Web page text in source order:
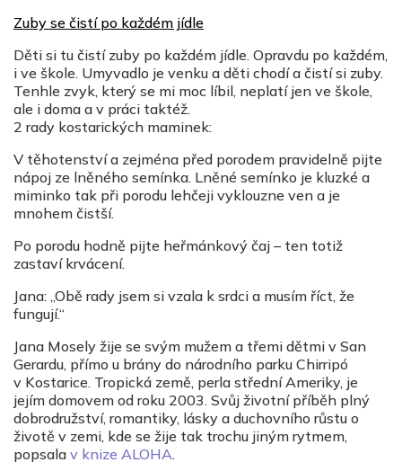
Zuby se čistí po každém jídle
Děti si tu čistí zuby po každém jídle. Opravdu po každém,
i ve škole. Umyvadlo je venku a děti chodí a čistí si zuby.
Tenhle zvyk, který se mi moc líbil, neplatí jen ve škole,
ale i doma a v práci taktéž.
2 rady kostarických maminek:
V těhotenství a zejména před porodem pravidelně pijte
nápoj ze lněného semínka. Lněné semínko je kluzké a
miminko tak při porodu lehčeji vyklouzne ven a je
mnohem čistší.
Po porodu hodně pijte heřmánkový čaj – ten totiž
zastaví krvácení.
Jana: „Obě rady jsem si vzala k srdci a musím říct, že
fungují.“
Jana Mosely žije se svým mužem a třemi dětmi v San
Gerardu, přímo u brány do národního parku Chirripó
v Kostarice. Tropická země, perla střední Ameriky, je
jejím domovem od roku 2003. Svůj životní příběh plný
dobrodružství, romantiky, lásky a duchovního růstu o
životě v zemi, kde se žije tak trochu jiným rytmem,
popsala v knize ALOHA.